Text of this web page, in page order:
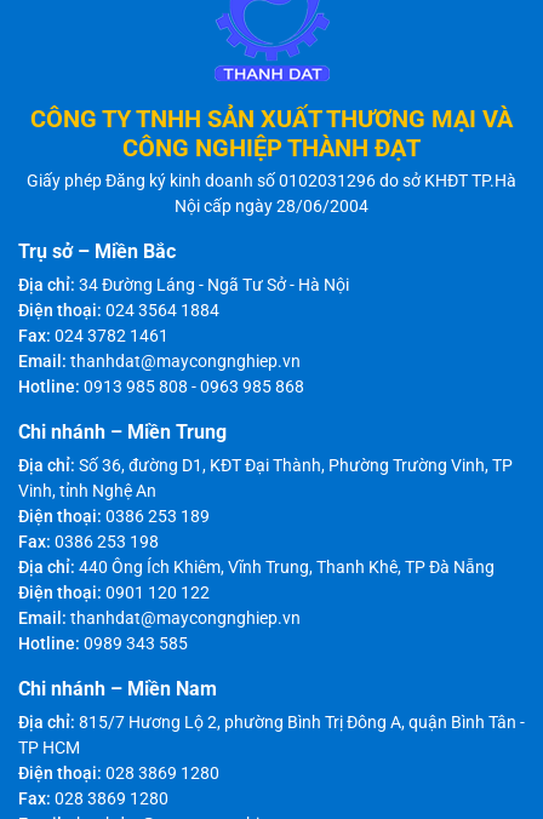
CÔNG TY TNHH SẢN XUẤT THƯƠNG MẠI VÀ
CÔNG NGHIỆP THÀNH ĐẠT
Giấy phép Đăng ký kinh doanh số 0102031296 do sở KHĐT TP.Hà
Nội cấp ngày 28/06/2004
Trụ sở – Miền Bắc
Địa chỉ: 34 Đường Láng - Ngã Tư Sở - Hà Nội
Điện thoại: 024 3564 1884
Fax: 024 3782 1461
Email: thanhdat@maycongnghiep.vn
Hotline: 0913 985 808 -0963 985 868
Chi nhánh – Miền Trung
Địa chỉ: Số 36, đường D1, KĐT Đại Thành, Phường Trường Vinh, TP
Vinh, tỉnh Nghệ An
Điện thoại: 0386 253 189
Fax: 0386 253 198
Địa chỉ: 440 Ông Ích Khiêm, Vĩnh Trung, Thanh Khê, TP Đà Nẵng
Điện thoại: 0901 120 122
Email: thanhdat@maycongnghiep.vn
Hotline: 0989 343 585
Chi nhánh – Miền Nam
Địa chỉ: 815/7 Hương Lộ 2, phường Bình Trị Đông A, quận Bình Tân -
TP HCM
Điện thoại: 028 3869 1280
Fax: 028 3869 1280